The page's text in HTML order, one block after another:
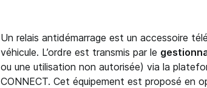
Un relais antidémarrage est unaccessoire
véhicule. L’ordre est transmis par le
ou une utilisation non autorisée) via la
CONNECT. Cet équipement est proposé en